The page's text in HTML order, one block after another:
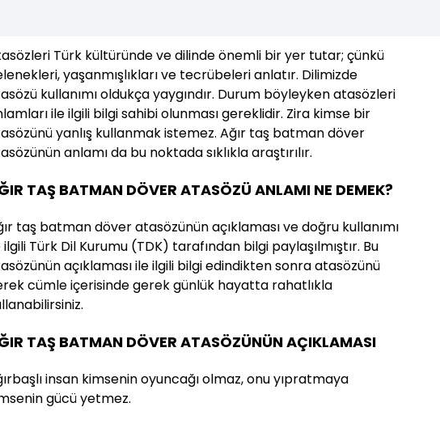
Türk kültüründe ve dilinde önemli bir yer tutar; çünkü
yaşanmışlıkları ve tecrübeleri anlatır. Dilimizde
kullanımı oldukça yaygındır. Durum böyleyken atasözleri
ile ilgili bilgi sahibi olunması gereklidir. Zira kimse bir
yanlış kullanmak istemez. Ağır taş batman döver
anlamı da bu noktada sıklıkla araştırılır.
TAŞ BATMAN DÖVER ATASÖZÜ ANLAMI NE DEMEK?
taş batman döver atasözünün açıklaması ve doğru kullanımı
ilgili Türk Dil Kurumu (TDK) tarafından bilgi paylaşılmıştır. Bu
açıklaması ile ilgili bilgi edindikten sonra atasözünü
cümle içerisinde gerek günlük hayatta rahatlıkla
TAŞ BATMAN DÖVER ATASÖZÜNÜN AÇIKLAMASI
insan kimsenin oyuncağı olmaz, onu yıpratmaya
gücü yetmez.